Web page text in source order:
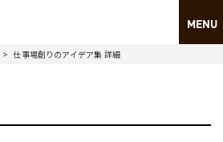
仕事場創りのアイデア集 詳細